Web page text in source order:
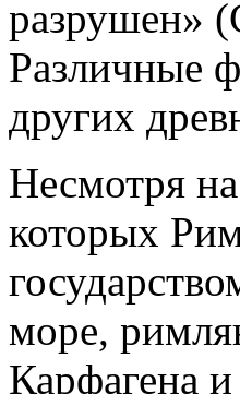
разрушен»
Различные
других
Несмотря
которых
море,
Карфагена